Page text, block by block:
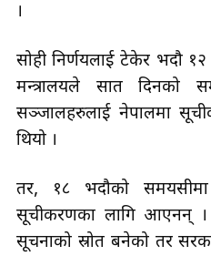
।
सोही निर्णयलाई टेकेर भदौ १२
मन्त्रालयले सात दिनको
सञ्जालहरुलाई नेपालमा
थियो ।
तर, १८ भदौको
सूचीकरणका लागि आएनन् ।
सूचनाको स्रोत बनेको तर